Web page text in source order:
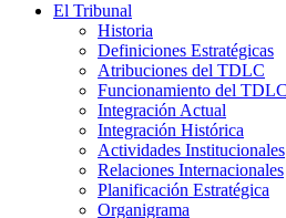
El Tribunal
Historia
Definiciones Estratégicas
Atribuciones del TDLC
Funcionamiento del TDLC
Integración Actual
Integración Histórica
Actividades Institucionales
Relaciones Internacionales
Planificación Estratégica
Organigrama